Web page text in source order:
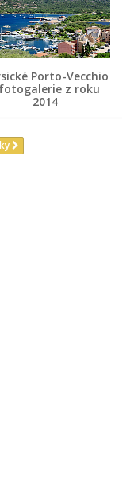
Porto-Vecchio
z roku
2014